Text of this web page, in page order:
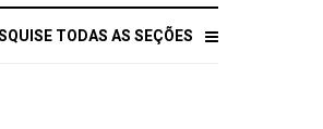
TODAS AS SEÇÕES